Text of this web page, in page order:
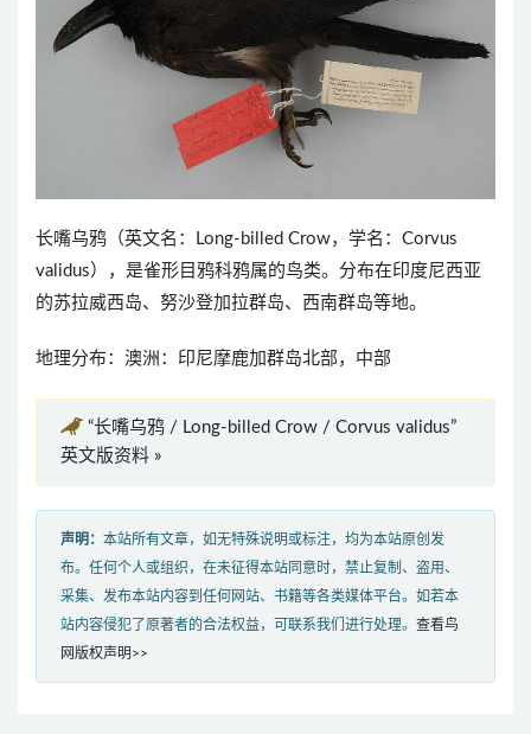
长嘴乌鸦（英文名：Long-billed Crow，学名：Corvus
validus），是雀形目鸦科鸦属的鸟类。分布在印度尼西亚
的苏拉威西岛、努沙登加拉群岛、西南群岛等地。
地理分布：澳洲：印尼摩鹿加群岛北部，中部
“长嘴乌鸦 / Long-billed Crow / Corvus validus”
英文版资料 »
声明： 本站所有文章，如无特殊说明或标注，均为本站原创发
布。任何个人或组织，在未征得本站同意时，禁止复制、盗用、
采集、发布本站内容到任何网站、书籍等各类媒体平台。如若本
站内容侵犯了原著者的合法权益，可联系我们进行处理。 查看鸟
网版权声明>>